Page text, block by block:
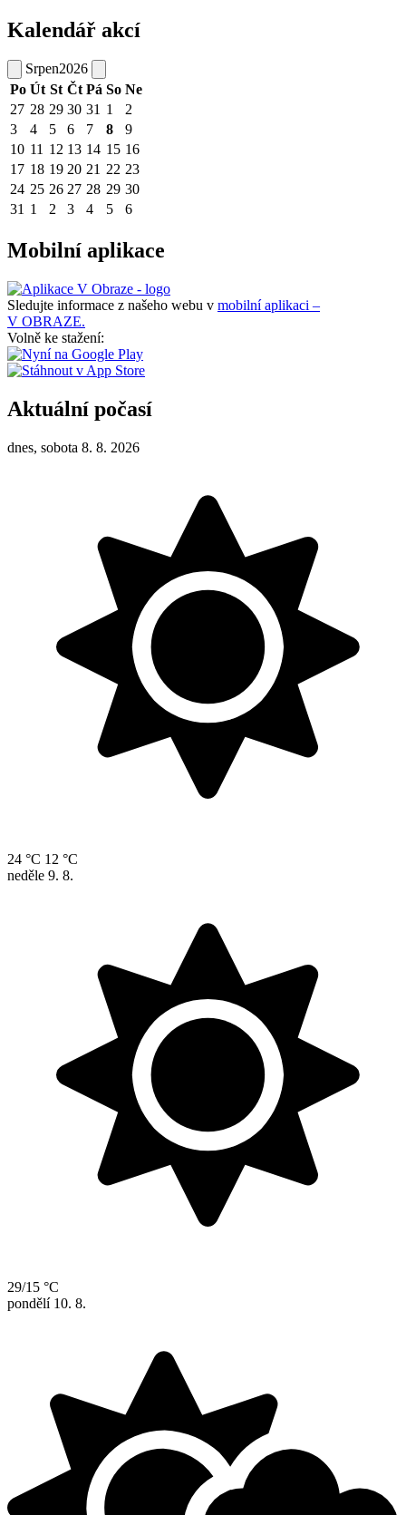
Kalendář akcí
Srpen2026
Po Út St Čt Pá So Ne
27 28 29 30 31 1
2
3
4 5 6 7 8
9
10 11 12 13 14 15 16
17 18 19 20 21 22 23
24 25 26 27 28 29 30
31 1 2 3 4 5 6
Mobilní aplikace
Sledujte informace z našeho webu v mobilní aplikaci –
V OBRAZE.
Volně ke stažení:
Aktuální počasí
dnes, sobota 8. 8. 2026
24 °C 12 °C
neděle 9. 8.
29/15 °C
pondělí 10. 8.